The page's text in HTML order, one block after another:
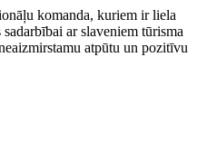
komanda, kuriem ir liela
ar slaveniem tūrisma
atpūtu un pozitīvu